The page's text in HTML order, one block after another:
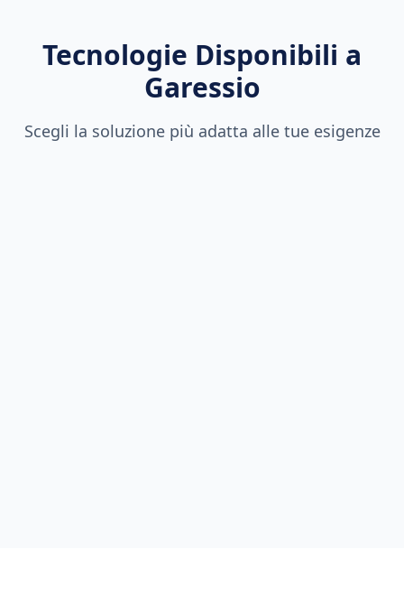
Tecnologie Disponibili a
Garessio
Scegli la soluzione più adatta alle tue esigenze